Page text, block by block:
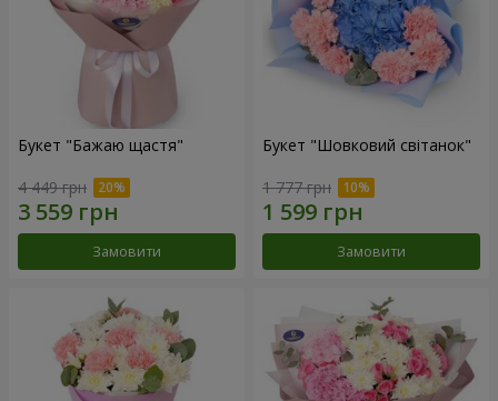
Букет "Бажаю щастя"
4 449 грн
Замовити
Букет "Шовковий світанок"
1 777 грн
Замовити